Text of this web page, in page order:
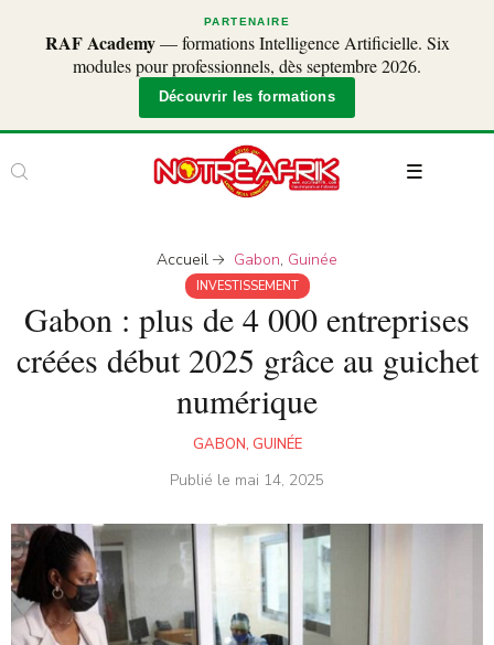
PARTENAIRE
RAF Academy— formations Intelligence Artificielle. Six
modules pour professionnels, dès septembre 2026.
Découvrir les formations
Accueil Gabon, Guinée
INVESTISSEMENT
Gabon : plus de 4 000 entreprises
créées début 2025 grâce au guichet
numérique
GABON, GUINÉE
Publié le mai 14, 2025